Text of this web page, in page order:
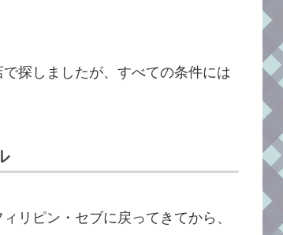
探しましたが、すべての条件には
リピン・セブに戻ってきてから、